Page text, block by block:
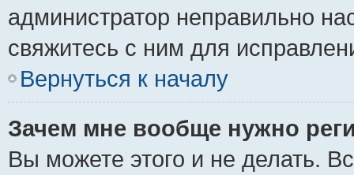
администратор неправильно
свяжитесь с ним для
Вернуться к началу
Зачем мне вообще нужно
Вы можете этого и не делать.